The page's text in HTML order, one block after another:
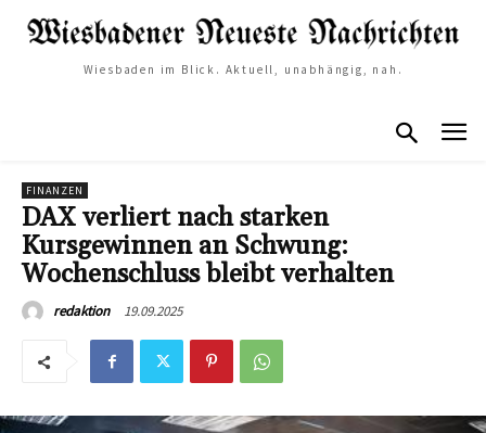
Wiesbaden im Blick. Aktuell, unabhängig, nah.
FINANZEN
DAX verliert nach starken
Kursgewinnen an Schwung:
Wochenschluss bleibt verhalten
redaktion 19.09.2025